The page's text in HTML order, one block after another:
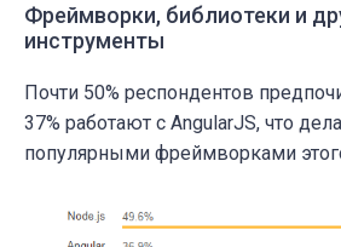
Фреймворки, библиотеки и
инструменты
Почти 50% респондентов
37% работают с AngularJS, что
популярными фреймворками